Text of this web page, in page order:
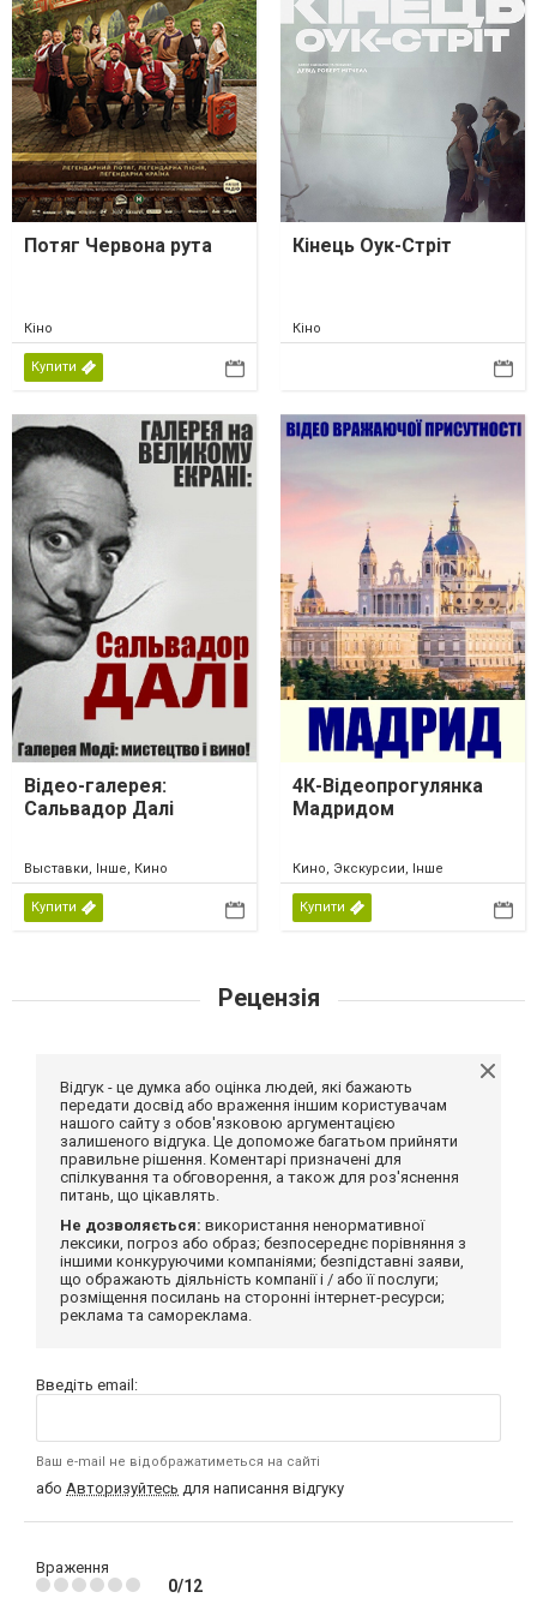
Потяг Червона рута
Кіно
Купити
Кінець Оук-Стріт
Кіно
Відео-галерея:
Сальвадор Далі
Выставки, Інше, Кино
Купити
4К-Відеопрогулянка
Мадридом
Кино, Экскурсии, Інше
Купити
Рецензія
Відгук - це думка або оцінка людей, які бажають
передати досвід або враження іншим користувачам
нашого сайту з обов'язковою аргументацією
залишеного відгука. Це допоможе багатьом прийняти
правильне рішення. Коментарі призначені для
спілкування та обговорення, а також для роз'яснення
питань, що цікавлять.
Не дозволяється: використання ненормативної
лексики, погроз або образ; безпосереднє порівняння з
іншими конкуруючими компаніями; безпідставні заяви,
що ображають діяльність компанії і / або її послуги;
розміщення посилань на сторонні інтернет-ресурси;
реклама та самореклама.
Введіть email:
Ваш e-mail не відображатиметься на сайті
або Авторизуйтесь для написання відгуку
Враження
0/12